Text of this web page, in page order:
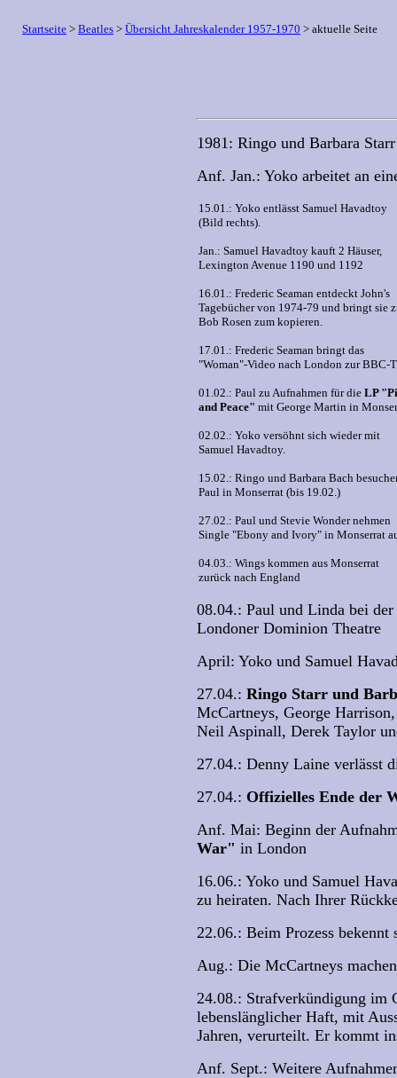
Startseite > Beatles > Übersicht Jahreskalender 1957-1970 > aktuelle Seite
1981: Ringo und Barbara
Anf. Jan.: Yoko arbeitet an
15.01.: Yoko entlässt Samuel Havadtoy
(Bild rechts).
Jan.: Samuel Havadtoy kauft 2 Häuser,
Lexington Avenue 1190 und 1192
16.01.: Frederic Seaman entdeckt John's
Tagebücher von 1974-79 und bringt sie
Bob Rosen zum kopieren.
17.01.: Frederic Seaman bringt das
"Woman"-Video nach London zur BBC-
01.02.: Paul zu Aufnahmen für die LP
and Peace" mit George Martin in
02.02.: Yoko versöhnt sich wieder mit
Samuel Havadtoy.
15.02.: Ringo und Barbara Bach
Paul in Monserrat (bis 19.02.)
27.02.: Paul und Stevie Wonder nehmen
Single "Ebony and Ivory" in Monserrat
04.03.: Wings kommen aus Monserrat
zurück nach England
08.04.: Paul und Linda bei
Londoner Dominion Theatre
April: Yoko und Samuel
27.04.: Ringo Starr und
McCartneys, George
Neil Aspinall, Derek Taylor
27.04.: Denny Laine verlässt
27.04.: Offizielles Ende der
Anf. Mai: Beginn der
War" in London
16.06.: Yoko und Samuel
zu heiraten. Nach Ihrer
22.06.: Beim Prozess
Aug.: Die McCartneys
24.08.: Strafverkündigung im
lebenslänglicher Haft, mit
Jahren, verurteilt. Er kommt
Anf. Sept.: Weitere